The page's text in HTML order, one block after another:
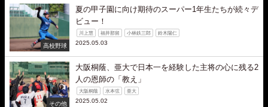
高校野球
夏の甲子園に向け期待のスーパー1年生たちが続々デ
ビュー！
川上慧 福井那留 小林鉄三郎 鈴木陽仁
2025.05.03
その他
大阪桐蔭、亜大で日本一を経験した主将の心に残る2
人の恩師の「教え」
大阪桐蔭 水本弦 亜大
2025.05.02